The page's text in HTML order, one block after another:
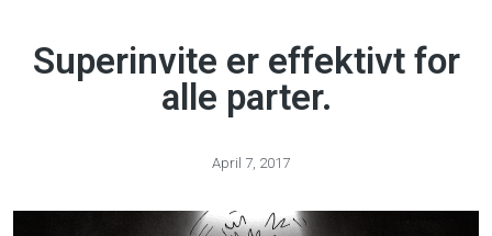
Superinvite er effektivt for
alle parter.
April 7, 2017